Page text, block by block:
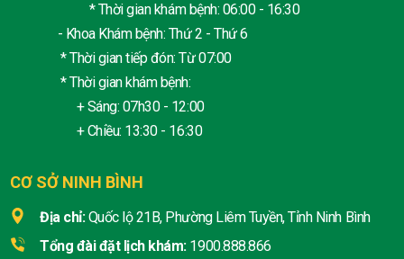
* Thời gian khám bệnh: 06:00 - 16:30
- Khoa Khám bệnh: Thứ 2 - Thứ 6
* Thời gian tiếp đón: Từ 07:00
* Thời gian khám bệnh:
+ Sáng: 07h30 - 12:00
+ Chiều: 13:30 - 16:30
CƠ SỞ NINH BÌNH
Địa chỉ: Quốc lộ 21B, Phường Liêm Tuyền, Tỉnh Ninh Bình
Tổng đài đặt lịch khám: 1900.888.866